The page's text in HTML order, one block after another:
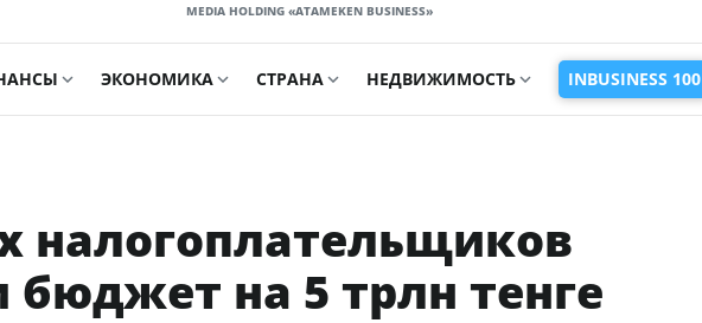
MEDIA HOLDING «ATAMEKЕN BUSINESS»
ЭКОНОМИКА СТРАНА НЕДВИЖИМОСТЬ INBUSINESS 100
налогоплательщиков
на 5 трлн тенге